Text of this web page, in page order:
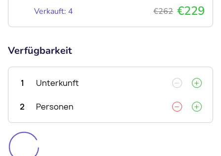
Verkauft: 4 €262 €229
Verfügbarkeit
1 Unterkunft
2 Personen